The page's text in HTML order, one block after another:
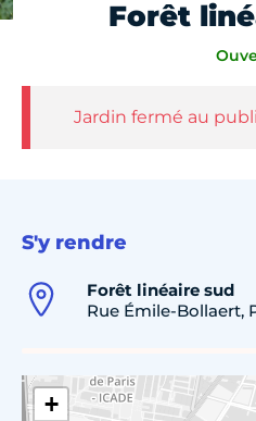
Forêt
Jardin fermé au
S'y rendre
Forêt linéaire sud
Rue Émile-Bollaert,
+